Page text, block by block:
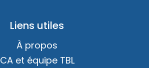
Liens utiles
À propos
CA et équipe TBL